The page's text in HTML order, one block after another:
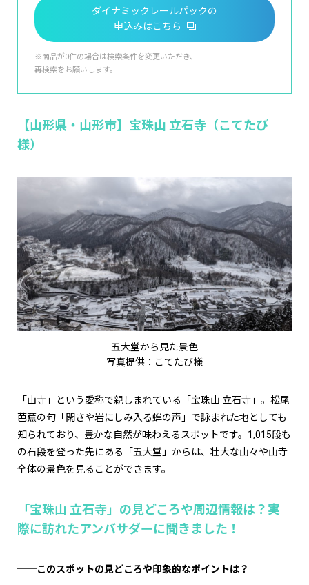
ダイナミックレールパックの
申込みはこちら
※商品が0件の場合は検索条件を変更いただき、
再検索をお願いします。
【山形県・山形市】宝珠山 立石寺（こてたび
様）
五大堂から見た景色
写真提供：こてたび様
「山寺」という愛称で親しまれている「宝珠山 立石寺」。松尾
芭蕉の句「閑さや岩にしみ入る蝉の声」で詠まれた地としても
知られており、豊かな自然が味わえるスポットです。1,015段も
の石段を登った先にある「五大堂」からは、壮大な山々や山寺
全体の景色を見ることができます。
「宝珠山 立石寺」の見どころや周辺情報は？実
際に訪れたアンバサダーに聞きました！
──このスポットの見どころや印象的なポイントは？